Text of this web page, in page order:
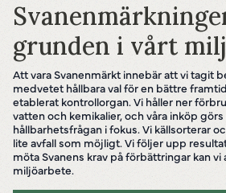
grunden i vårt
Att vara Svanenmärkt innebär att vi tagit
medvetet hållbara val för en bättre
etablerat kontrollorgan. Vi håller ner
vatten och kemikalier, och våra inköp
hållbarhetsfrågan i fokus. Vi källsorterar
lite avfall som möjligt. Vi följer upp
möta Svanens krav på förbättringar kan vi
miljöarbete.